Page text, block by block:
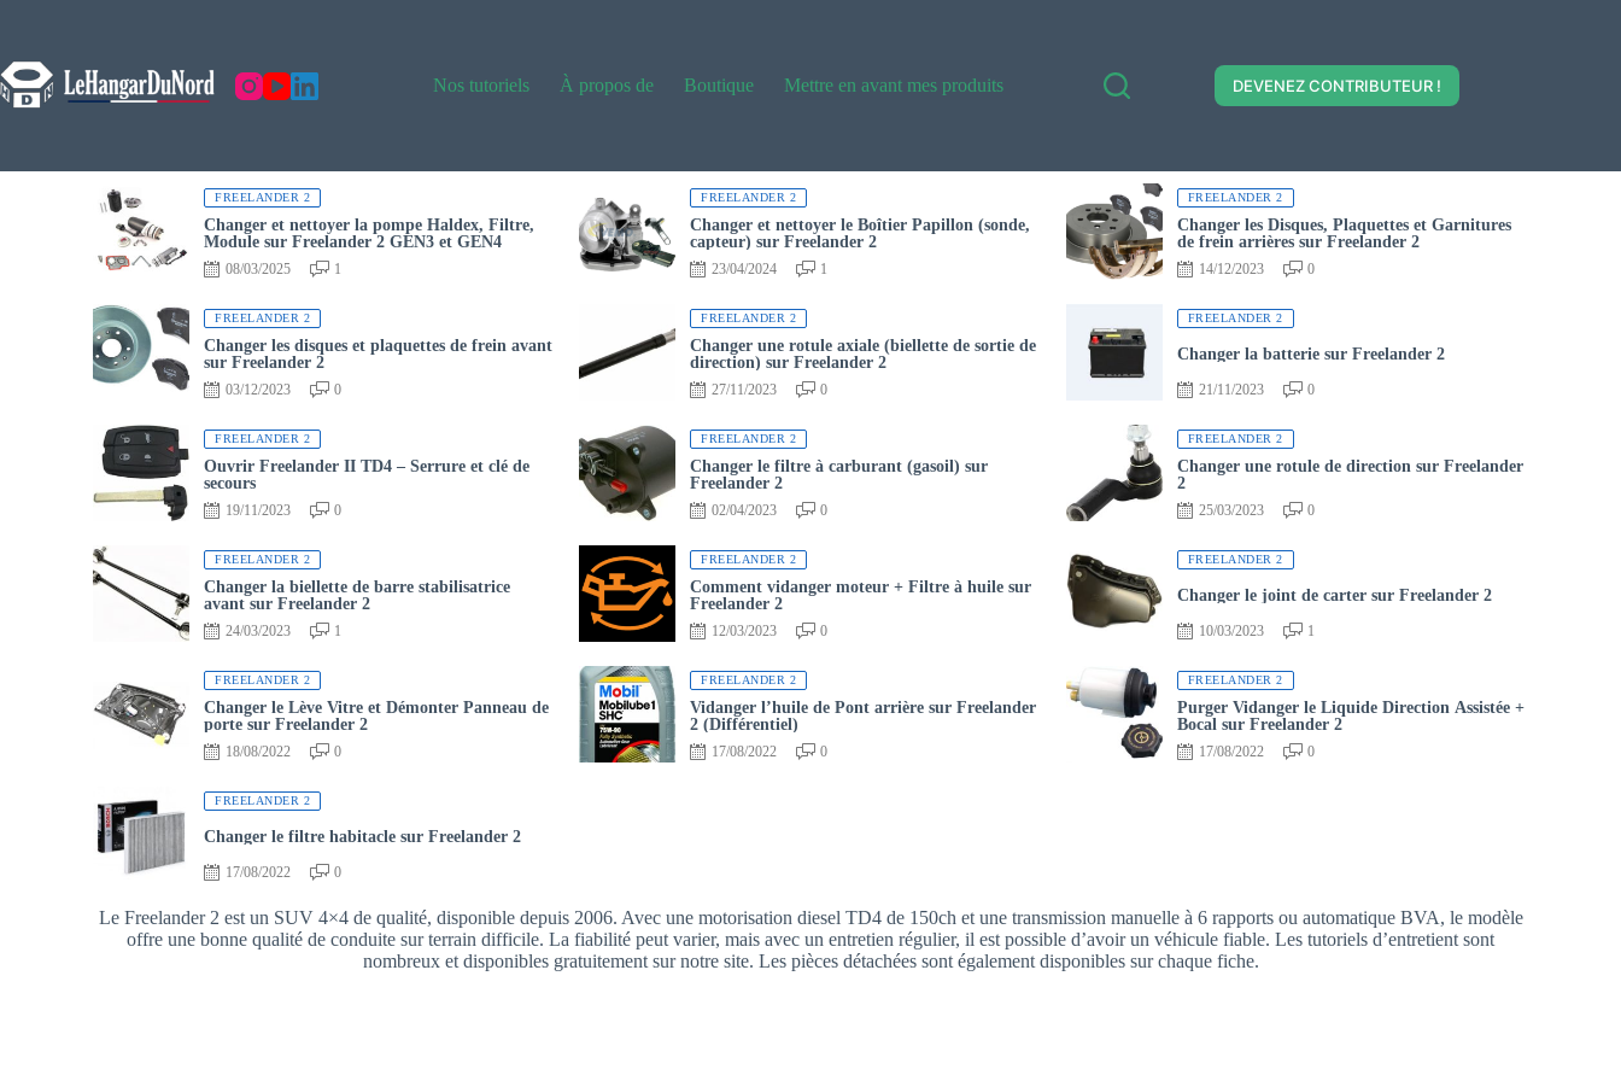
Nos tutoriels À propos de Boutique Mettre en avant mes produits DEVENEZ CONTRIBUTEUR !
FREELANDER 2
Changer et nettoyer la pompe Haldex, Filtre,
Module sur Freelander 2 GEN3 et GEN4
08/03/2025 1
FREELANDER 2
Changer et nettoyer le Boîtier Papillon (sonde,
capteur) sur Freelander 2
23/04/2024 1
FREELANDER 2
Changer les Disques, Plaquettes et Garnitures
de frein arrières sur Freelander 2
14/12/2023 0
FREELANDER 2
Changer les disques et plaquettes de frein avant
sur Freelander 2
03/12/2023 0
FREELANDER 2
Changer une rotule axiale (biellette de sortie de
direction) sur Freelander 2
27/11/2023 0
FREELANDER 2
Changer la batterie sur Freelander 2
21/11/2023 0
FREELANDER 2
Ouvrir Freelander II TD4 – Serrure et clé de
secours
19/11/2023 0
FREELANDER 2
Changer le filtre à carburant (gasoil) sur
Freelander 2
02/04/2023 0
FREELANDER 2
Changer une rotule de direction sur Freelander
2
25/03/2023 0
FREELANDER 2
Changer la biellette de barre stabilisatrice
avant sur Freelander 2
24/03/2023 1
FREELANDER 2
Comment vidanger moteur + Filtre à huile sur
Freelander 2
12/03/2023 0
FREELANDER 2
Changer le joint de carter sur Freelander 2
10/03/2023 1
FREELANDER 2
Changer le Lève Vitre et Démonter Panneau de
porte sur Freelander 2
18/08/2022 0
FREELANDER 2
Vidanger l’huile de Pont arrière sur Freelander
2 (Différentiel)
17/08/2022 0
FREELANDER 2
Purger Vidanger le Liquide Direction Assistée +
Bocal sur Freelander 2
17/08/2022 0
FREELANDER 2
Changer le filtre habitacle sur Freelander 2
17/08/2022 0
Le Freelander 2 est un SUV 4×4 de qualité, disponible depuis 2006. Avec une motorisation diesel TD4 de 150ch et une transmission manuelle à 6 rapports ou automatique BVA, le modèle
offre une bonne qualité de conduite sur terrain difficile. La fiabilité peut varier, mais avec un entretien régulier, il est possible d’avoir un véhicule fiable. Les tutoriels d’entretient sont
nombreux et disponibles gratuitement sur notre site. Les pièces détachées sont également disponibles sur chaque fiche.